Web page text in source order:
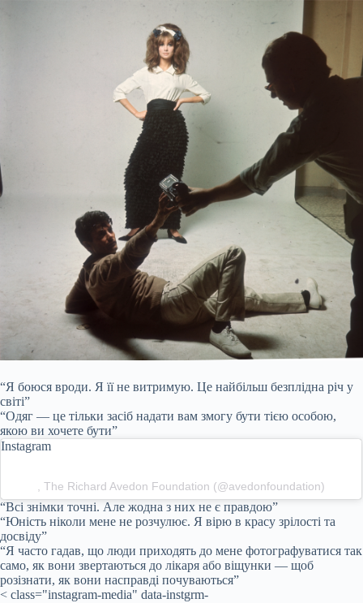
“Я боюся вроди. Я її не витримую. Це найбільш безплідна річ у
світі”
“Одяг — це тільки засіб надати вам змогу бути тією особою,
якою ви хочете бути”
Instagram
, The Richard Avedon Foundation (@avedonfoundation)
“Всі знімки точні. Але жодна з них не є правдою”
“Юність ніколи мене не розчулює. Я вірю в красу зрілості та
досвіду”
“Я часто гадав, що люди приходять до мене фотографуватися так
само, як вони звертаються до лікаря або віщунки — щоб
розізнати, як вони насправді почуваються”
< class="instagram-media" data-instgrm-